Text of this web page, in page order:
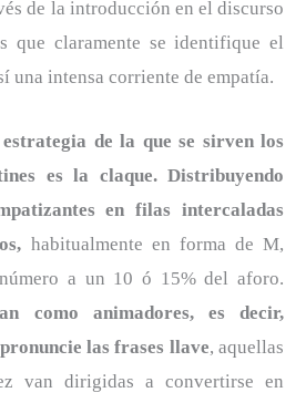
de la introducción en el discurso
que claramente se identifique el
una intensa corriente de empatía.
de la que se sirven los
es la claque. Distribuyendo
en filas intercaladas
habitualmente en forma de M,
a un 10 ó 15% del aforo.
como animadores, es decir,
las frases llave, aquellas
van dirigidas a convertirse en